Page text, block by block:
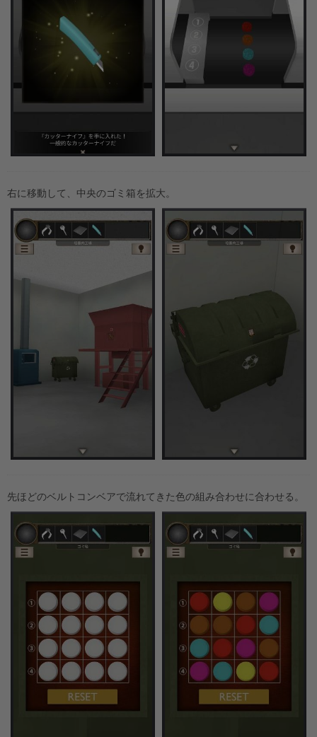
右に移動して、中央のゴミ箱を拡大。
先ほどのベルトコンベアで流れてきた色の組み合わせに合わせる。